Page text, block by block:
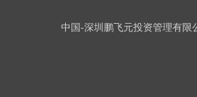
中国-深圳鹏飞元投资管理有